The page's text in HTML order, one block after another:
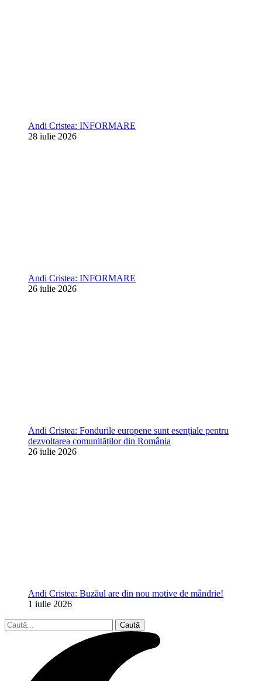
Andi Cristea: INFORMARE
28 iulie 2026
Andi Cristea: INFORMARE
26 iulie 2026
Andi Cristea: Fondurile europene sunt esențiale pentru
dezvoltarea comunităților din România
26 iulie 2026
Andi Cristea: Buzăul are din nou motive de mândrie!
1 iulie 2026